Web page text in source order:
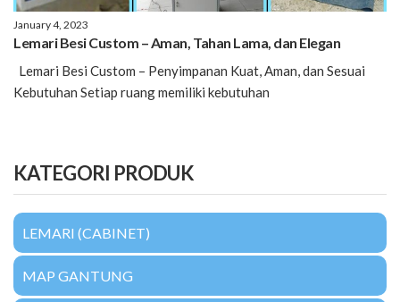
January 4, 2023
Lemari Besi Custom – Aman, Tahan Lama, dan Elegan
Lemari Besi Custom – Penyimpanan Kuat, Aman, dan Sesuai
Kebutuhan Setiap ruang memiliki kebutuhan
KATEGORI PRODUK
LEMARI (CABINET)
MAP GANTUNG